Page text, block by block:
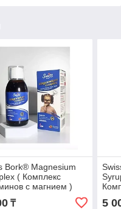
Bork® Magnesium
( Комплекс
с магнием )
150 мг
₸ 5